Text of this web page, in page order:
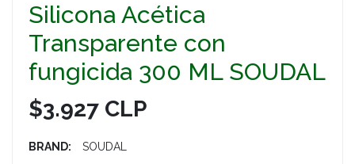
Silicona Acética
Transparente con
fungicida 300 ML SOUDAL
$3.927 CLP
BRAND: SOUDAL